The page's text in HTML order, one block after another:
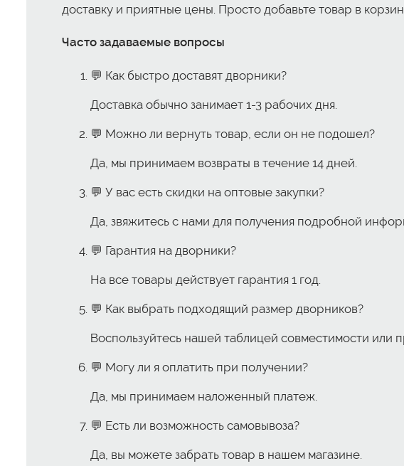
доставку и приятные цены. Просто добавьте товар в
Часто задаваемые вопросы
💬 Как быстро доставят дворники?
Доставка обычно занимает 1-3 рабочих дня.
💬 Можно ли вернуть товар, если он не подошел?
Да, мы принимаем возвраты в течение 14 дней.
💬 У вас есть скидки на оптовые закупки?
Да, звяжитесь с нами для получения подробной
💬 Гарантия на дворники?
На все товары действует гарантия 1 год.
💬 Как выбрать подходящий размер дворников?
Воспользуйтесь нашей таблицей совместимости или
💬 Могу ли я оплатить при получении?
Да, мы принимаем наложенный платеж.
💬 Есть ли возможность самовывоза?
Да, вы можете забрать товар в нашем магазине.